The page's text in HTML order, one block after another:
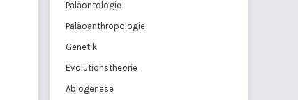
Paläontologie
Paläoanthropologie
Genetik
Evolutionstheorie
Abiogenese